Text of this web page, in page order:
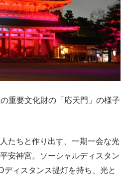
重要文化財の「応天門」の様子
たちと作り出す、一期一会な光
安神宮。ソーシャルディスタン
ディスタンス提灯を持ち、光と